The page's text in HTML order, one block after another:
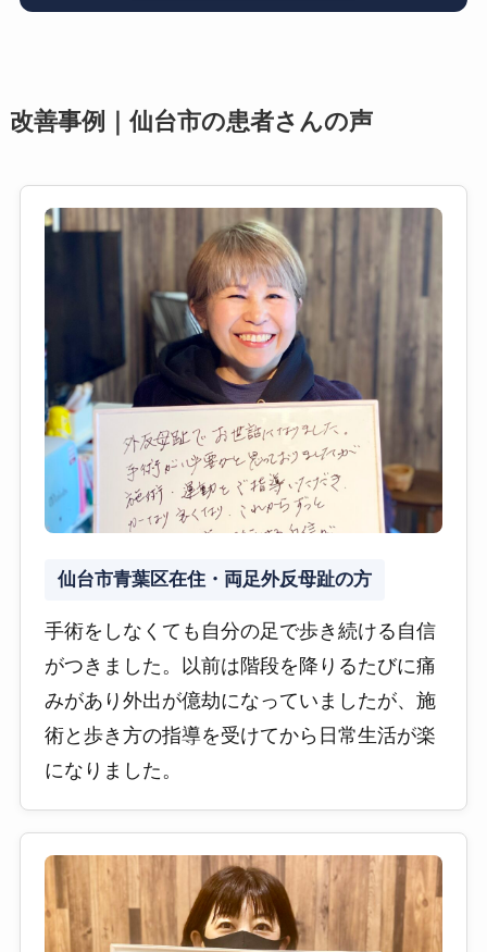
改善事例｜仙台市の患者さんの声
仙台市青葉区在住・両足外反母趾の方
手術をしなくても自分の足で歩き続ける自信
がつきました。以前は階段を降りるたびに痛
みがあり外出が億劫になっていましたが、施
術と歩き方の指導を受けてから日常生活が楽
になりました。